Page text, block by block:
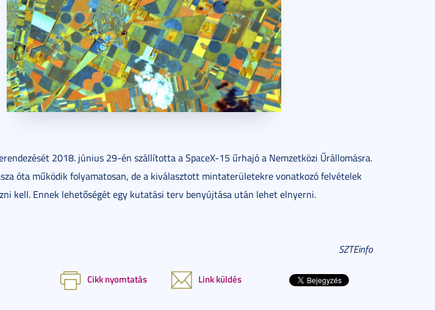
2018. június 29-én szállította a SpaceX-15 űrhajó a Nemzetközi Űrállomásra.
óta működik folyamatosan, de a kiválasztott mintaterületekre vonatkozó felvételek
kell. Ennek lehetőségét egy kutatási terv benyújtása után lehet elnyerni.
SZTEinfo
Cikk nyomtatás Link küldés